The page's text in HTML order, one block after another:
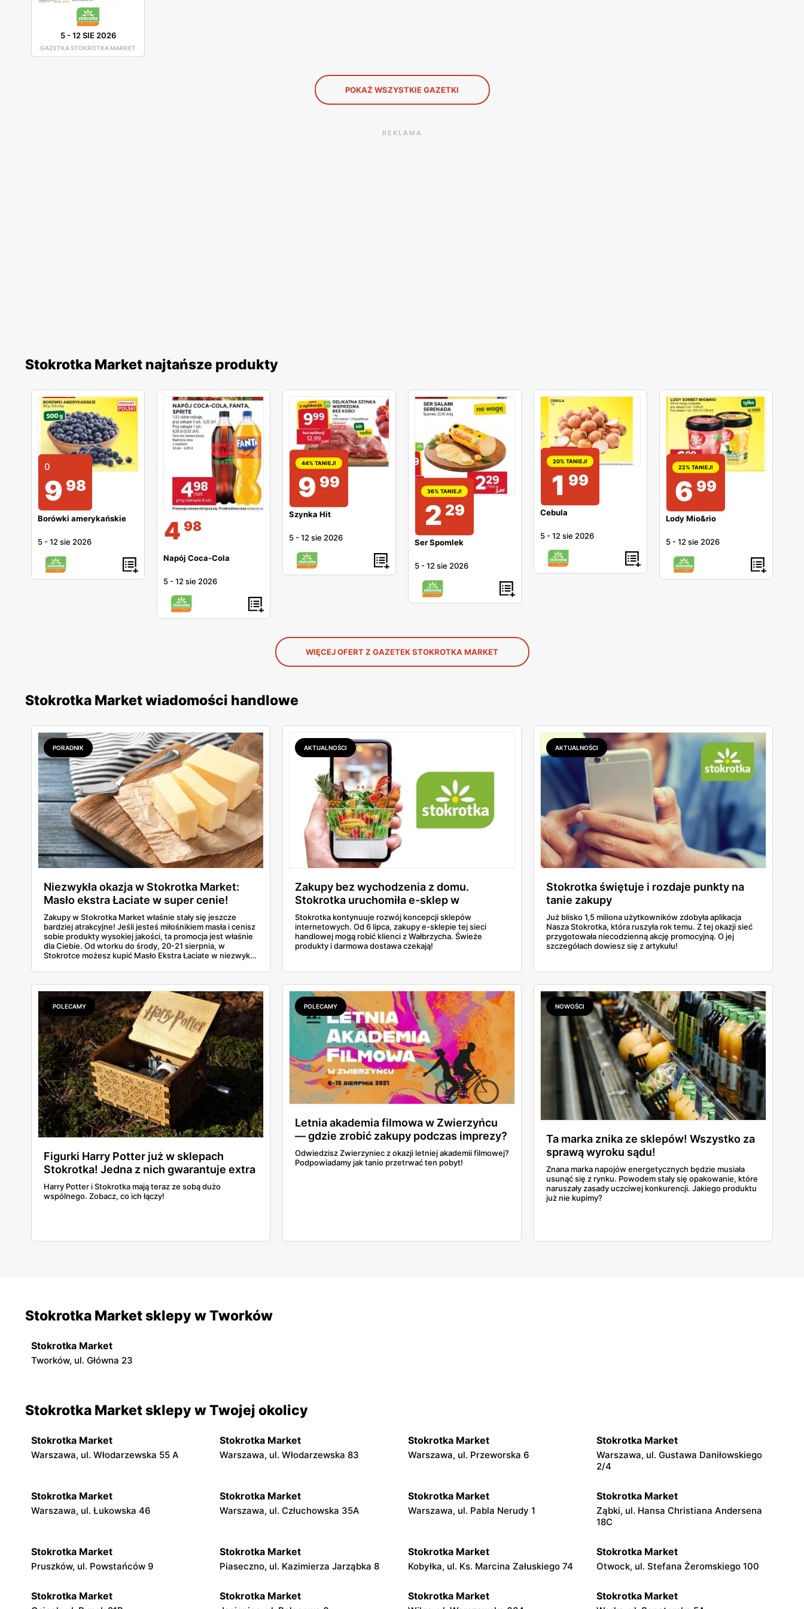
Oczywiście nie bez powodu sklep ten zyskał tak duże zaufanie przez konsumentów i ma licznych klientów w każdym mieście.
5-12 SIE 2026
GAZETKA STOKROTKA MARKET
POKAŻ WSZYSTKIE GAZETKI
REKLAMA
Stokrotka Market najtańsze produkty
0
9 98
Borówki amerykańskie
5 -12 sie 2026 4 98
Napój Coca-Cola
5 -12 sie 2026
44% TANIEJ!
9 99
Szynka Hit
5 -12 sie 2026
36% TANIEJ!
2 29
Ser Spomlek
5 -12 sie 2026
20% TANIEJ!
1 99
Cebula
5 -12 sie 2026
22% TANIEJ!
6 99
Lody Mio&rio
5 -12 sie 2026
WIĘCEJ OFERT Z GAZETEK STOKROTKA MARKET
Stokrotka Market wiadomości handlowe
PORADNIK
Niezwykła okazja w Stokrotka Market:
Masło ekstra Łaciate w super cenie!
Zakupy w Stokrotka Market właśnie stały się jeszcze
bardziej atrakcyjne! Jeśli jesteś miłośnikiem masła i cenisz
sobie produkty wysokiej jakości, ta promocja jest właśnie
dla Ciebie. Od wtorku do środy, 20-21 sierpnia, w
Stokrotce możesz kupić Masło Ekstra Łaciate w niezwykle
AKTUALNOŚCI
Zakupy bez wychodzenia z domu.
Stokrotka uruchomiła e-sklep w
Wałbrzychu!
Stokrotka kontynuuje rozwój koncepcji sklepów
internetowych. Od 6 lipca, zakupy e-sklepie tej sieci
handlowej mogą robić klienci z Wałbrzycha. Świeże
produkty i darmowa dostawa czekają!
AKTUALNOŚCI
Stokrotka świętuje i rozdaje punkty na
tanie zakupy
Już blisko 1,5 miliona użytkowników zdobyła aplikacja
Nasza Stokrotka, która ruszyła rok temu. Z tej okazji sieć
przygotowała niecodzienną akcję promocyjną. O jej
szczegółach dowiesz się z artykułu!
POLECAMY
Figurki Harry Potter już w sklepach
Stokrotka! Jedna z nich gwarantuje extra
nagrodę!
Harry Potter i Stokrotka mają teraz ze sobą dużo
wspólnego. Zobacz, co ich łączy!
POLECAMY
Letnia akademia filmowa w Zwierzyńcu
— gdzie zrobić zakupy podczas imprezy?
Odwiedzisz Zwierzyniec z okazji letniej akademii filmowej?
Podpowiadamy jak tanio przetrwać ten pobyt!
NOWOŚCI
Ta marka znika ze sklepów! Wszystko za
sprawą wyroku sądu!
Znana marka napojów energetycznych będzie musiała
usunąć się z rynku. Powodem stały się opakowanie, które
naruszały zasady uczciwej konkurencji. Jakiego produktu
już nie kupimy?
Stokrotka Market sklepy w Tworków
Stokrotka Market
Tworków, ul. Główna 23
Stokrotka Market sklepy w Twojej okolicy
Stokrotka Market
Warszawa, ul. Włodarzewska 55 A
Stokrotka Market
Warszawa, ul. Włodarzewska 83
Stokrotka Market
Warszawa, ul. Przeworska 6
Stokrotka Market
Warszawa, ul. Gustawa Daniłowskiego
2/4
Stokrotka Market
Warszawa, ul. Łukowska 46
Stokrotka Market
Warszawa, ul. Człuchowska 35A
Stokrotka Market
Warszawa, ul. Pabla Nerudy 1
Stokrotka Market
Ząbki, ul. Hansa Christiana Andersena
18C
Stokrotka Market
Pruszków, ul. Powstańców 9
Stokrotka Market
Piaseczno, ul. Kazimierza Jarząbka 8
Stokrotka Market
Kobyłka, ul. Ks. Marcina Załuskiego 74
Stokrotka Market
Otwock, ul. Stefana Żeromskiego 100
Stokrotka Market Stokrotka Market Stokrotka Market Stokrotka Market